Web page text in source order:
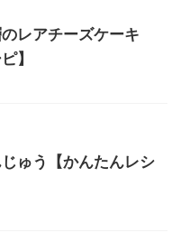
レアチーズケーキ
】
ゅう【かんたんレシ